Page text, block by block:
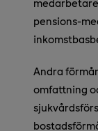
pensions-
Andra
omfattning